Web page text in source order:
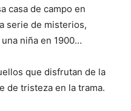
casa de campo en
serie de misterios,
niña en 1900…
que disfrutan de la
de tristeza en la trama.